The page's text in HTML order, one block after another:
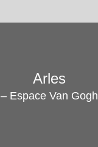
Arles
– Espace Van Gogh